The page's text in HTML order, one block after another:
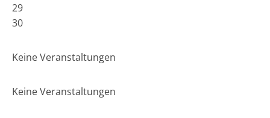
29
30
Keine Veranstaltungen
Keine Veranstaltungen